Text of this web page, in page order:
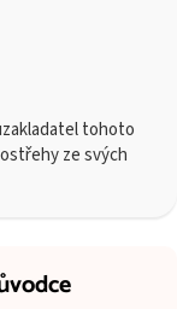
tohoto
ze svých